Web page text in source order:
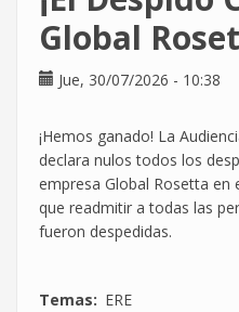
Global
Jue, 30/07/2026 - 10:38
¡Hemos ganado! La
declara nulos todos los
empresa Global Rosetta en
que readmitir a todas las
fueron despedidas.
Temas
ERE